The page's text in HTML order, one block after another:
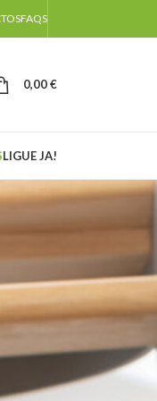
FAQS
0,00€
LIGUE JA!